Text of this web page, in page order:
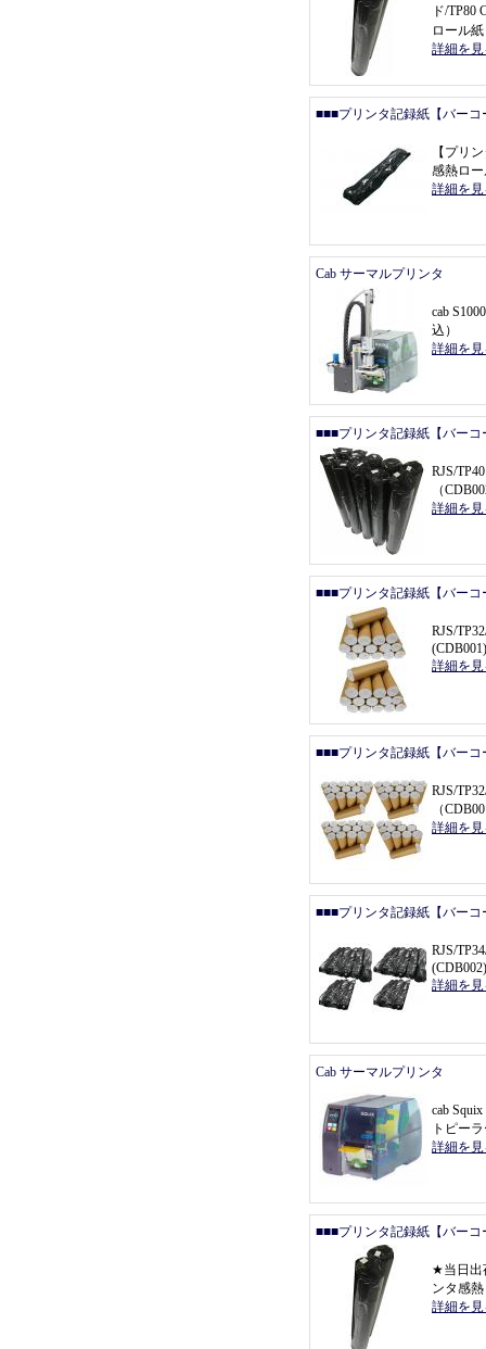
ド/TP80
ロール紙
詳細を
■■■プリンタ記録紙【バー
【 プリ
感熱ロ
詳細を
Cab サーマルプリンタ
cab S1000
込 ）
詳細を
■■■プリンタ記録紙【バー
RJS/
（
詳細を
■■■プリンタ記録紙【バー
RJS/
(CDB001)
詳細を
■■■プリンタ記録紙【バー
RJS/
（
詳細を
■■■プリンタ記録紙【バー
RJS/
(CDB002)
詳細を
Cab サーマルプリンタ
cab
トピー
詳細を
■■■プリンタ記録紙【バー
★当日
ンタ感
詳細を